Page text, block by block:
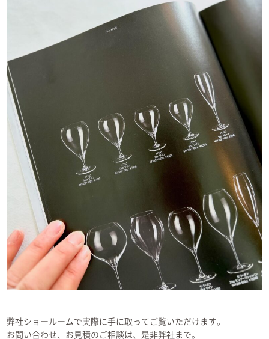
弊社ショールームで実際に手に取ってご覧いただけます。
お問い合わせ、お見積のご相談は、是非弊社まで。